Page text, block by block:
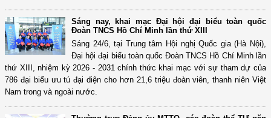
Sáng nay, khai mạc Đại hội đại biểu toàn quốc
Đoàn TNCS Hồ Chí Minh lần thứ XIII
Sáng 24/6, tại Trung tâm Hội nghị Quốc gia (Hà Nội),
Đại hội đại biểu toàn quốc Đoàn TNCS Hồ Chí Minh lần
thứ XIII, nhiệm kỳ 2026 - 2031 chính thức khai mạc với sự tham dự của
786 đại biểu ưu tú đại diện cho hơn 21,6 triệu đoàn viên, thanh niên Việt
Nam trong và ngoài nước.